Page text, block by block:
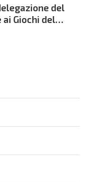
del
ai Giochi del